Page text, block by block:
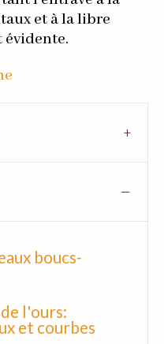
et à la libre
évidente.
boucs-
l'ours:
et courbes